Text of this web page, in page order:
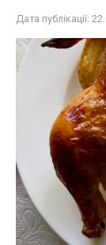
Дата публікації: